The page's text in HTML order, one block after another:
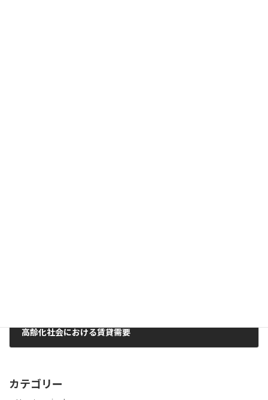
高齢化社会における賃貸需要
カテゴリー